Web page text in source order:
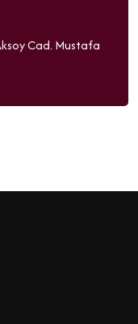
Cad. Mustafa